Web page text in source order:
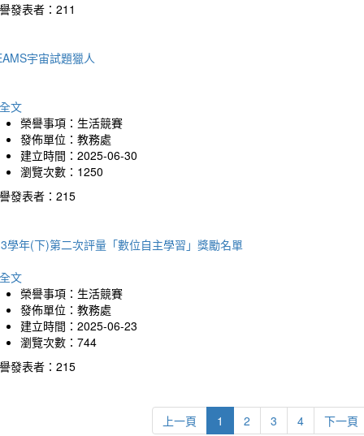
發表者：211
宇宙試題獵人
文
榮譽事項：生活競賽
發佈單位：教務處
建立時間：2025-06-30
瀏覽次數：1250
發表者：215
學年(下)第二次評量「數位自主學習」獎勵名單
文
榮譽事項：生活競賽
發佈單位：教務處
建立時間：2025-06-23
瀏覽次數：744
發表者：215
上一頁 1 2 3 4 下一頁